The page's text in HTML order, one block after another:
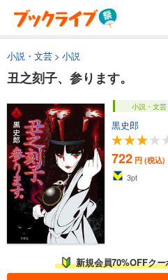
小説・文芸 小説
丑之刻子、参ります。
小説・文芸
黒史郎
722 円 (税込)
3pt
新規会員70%OFFク